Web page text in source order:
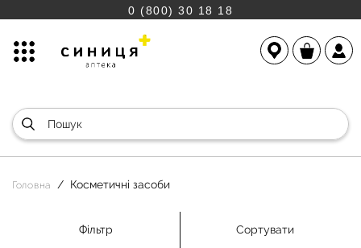
0 (800) 30 18 18
Головна Косметичні засоби
Фільтр Сортувати